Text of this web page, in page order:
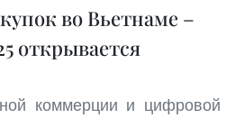
во Вьетнаме –
открывается
коммерции и цифровой